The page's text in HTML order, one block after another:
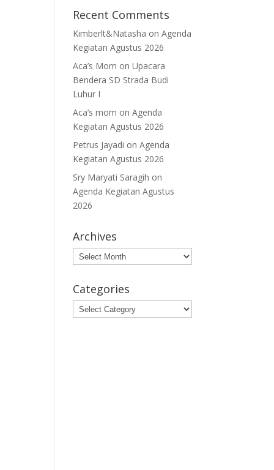
Recent Comments
Kimberlt&Natasha onAgenda
Kegiatan Agustus 2026
Aca’s Mom onUpacara
Bendera SD Strada Budi
Luhur I
Aca’s mom onAgenda
Kegiatan Agustus 2026
Petrus Jayadi onAgenda
Kegiatan Agustus 2026
Sry Maryati Saragih on
Agenda Kegiatan Agustus
2026
Archives
Archives
Categories
Categories